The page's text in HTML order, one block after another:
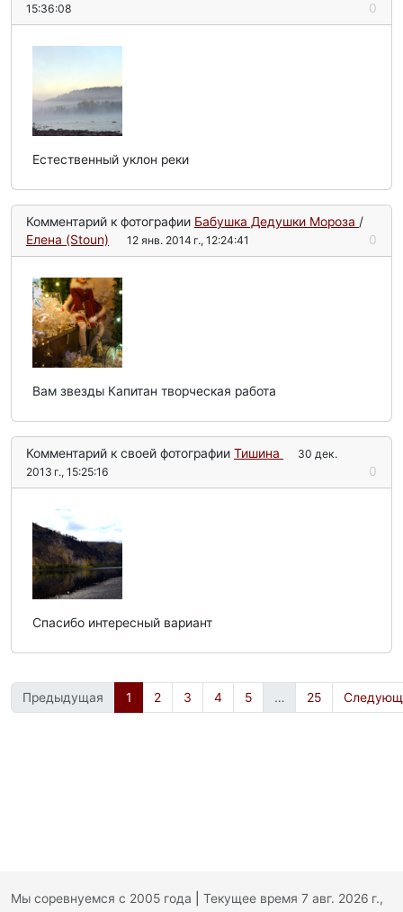
15:36:08
0
Естественный уклон реки
Комментарий к фотографии Бабушка Дедушки Мороза /
Елена (Stoun)
12 янв. 2014 г., 12:24:41 0
Вам звезды Капитан творческая работа
Комментарий к своей фотографии Тишина
30 дек.
2013 г., 15:25:16
0
Спасибо интересный вариант
Предыдущая 1 2 3 4 5 … 25
Мы соревнуемся с 2005 года Текущее время 7 авг. 2026 г.,